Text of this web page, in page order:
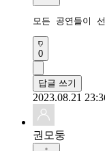
모든 공연들이
0
답글 쓰기
2023.08.21
권모둥